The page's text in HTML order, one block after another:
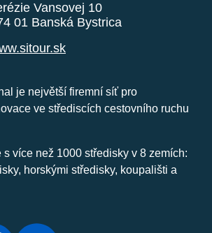
Vansovej 10
01 Banská Bystrica
je největší firemní síť pro
ve střediscích cestovního ruchu
více než 1000 středisky v 8 zemích:
horskými středisky, koupališti a